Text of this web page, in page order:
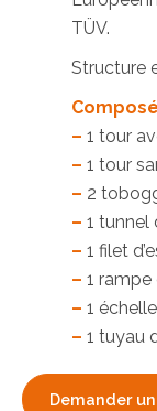
TÜV.
Structure
– 1 tour
– 1 tour
– 2
– 1 tunnel
– 1 filet
– 1 rampe
– 1
– 1 tuyau
Demander